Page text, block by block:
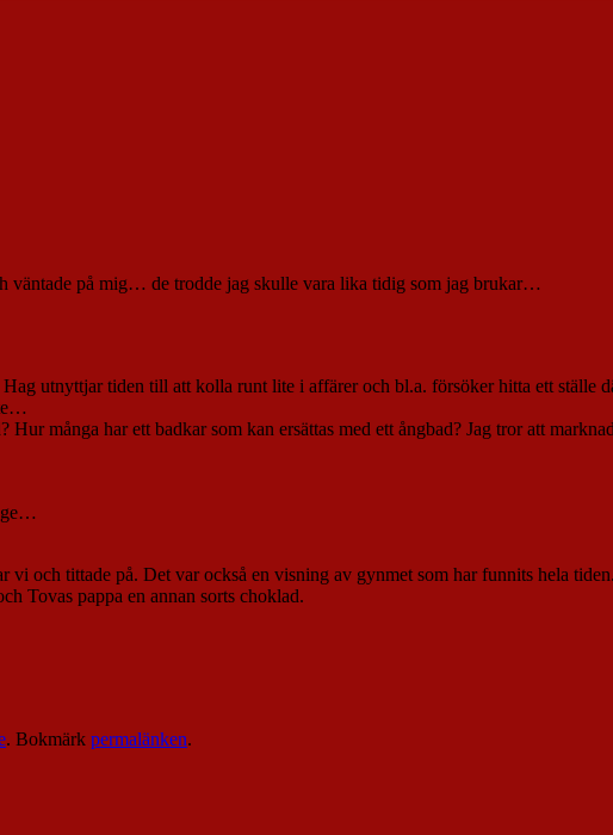
väntade på mig… de trodde jag skulle vara lika tidig som jag brukar…
utnyttjar tiden till att kolla runt lite i affärer och bl.a. försöker hitta ett ställe
många har ett badkar som kan ersättas med ett ångbad? Jag tror att
och tittade på. Det var också en visning av gynmet som har funnits hela tiden.
Tovas pappa en annan sorts choklad.
. Bokmärk permalänken.